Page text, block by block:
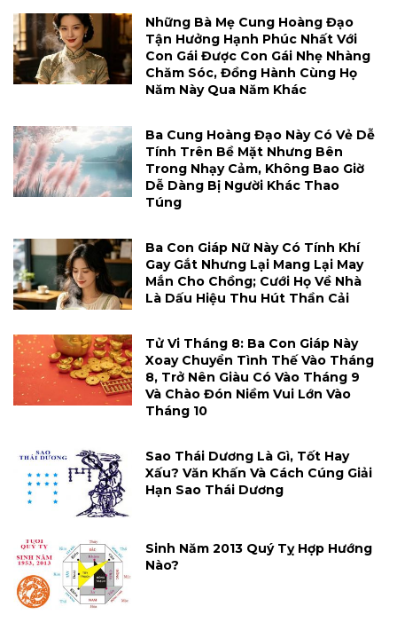
Những Bà Mẹ Cung Hoàng Đạo
Tận Hưởng Hạnh Phúc Nhất Với
Con Gái Được Con Gái Nhẹ Nhàng
Chăm Sóc, Đồng Hành Cùng Họ
Năm Này Qua Năm Khác
Ba Cung Hoàng Đạo Này Có Vẻ Dễ
Tính Trên Bề Mặt Nhưng Bên
Trong Nhạy Cảm, Không Bao Giờ
Dễ Dàng Bị Người Khác Thao
Túng
Ba Con Giáp Nữ Này Có Tính Khí
Gay Gắt Nhưng Lại Mang Lại May
Mắn Cho Chồng; Cưới Họ Về Nhà
Là Dấu Hiệu Thu Hút Thần Cải
Tử Vi Tháng 8: Ba Con Giáp Này
Xoay Chuyển Tình Thế Vào Tháng
8, Trở Nên Giàu Có Vào Tháng 9
Và Chào Đón Niềm Vui Lớn Vào
Tháng 10
Sao Thái Dương Là Gì, Tốt Hay
Xấu? Văn Khấn Và Cách Cúng Giải
Hạn Sao Thái Dương
Sinh Năm 2013 Quý Tỵ Hợp Hướng
Nào?